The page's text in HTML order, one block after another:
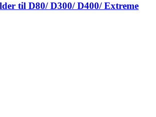
til D80/ D300/ D400/ Extreme